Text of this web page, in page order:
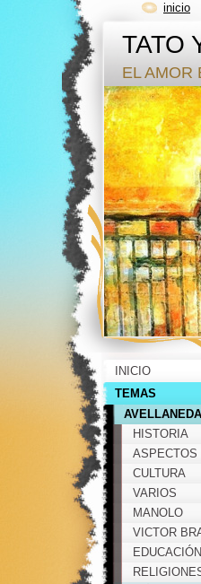
TATO
EL AMOR
INICIO
TEMAS
AVELLANEDA
HISTORIA
ASPECTOS
CULTURA
VARIOS
MANOLO
VICTOR
EDUCACIÓN
inicio